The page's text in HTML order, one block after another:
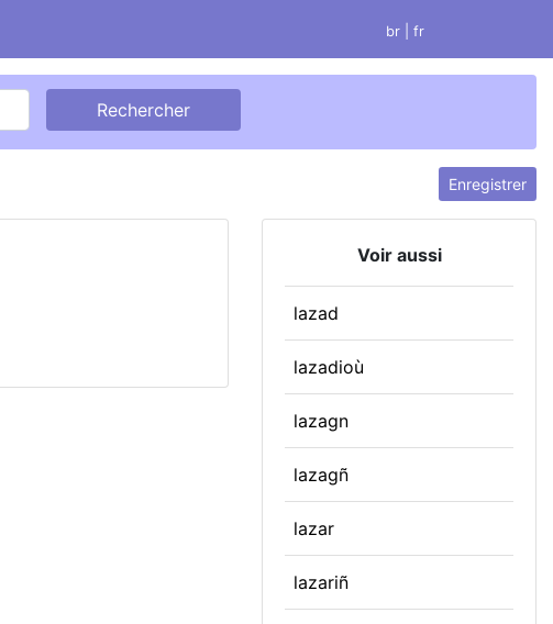
br | fr
Enregistrer
Voir aussi
lazad
lazadioù
lazagn
lazagñ
lazar
lazariñ